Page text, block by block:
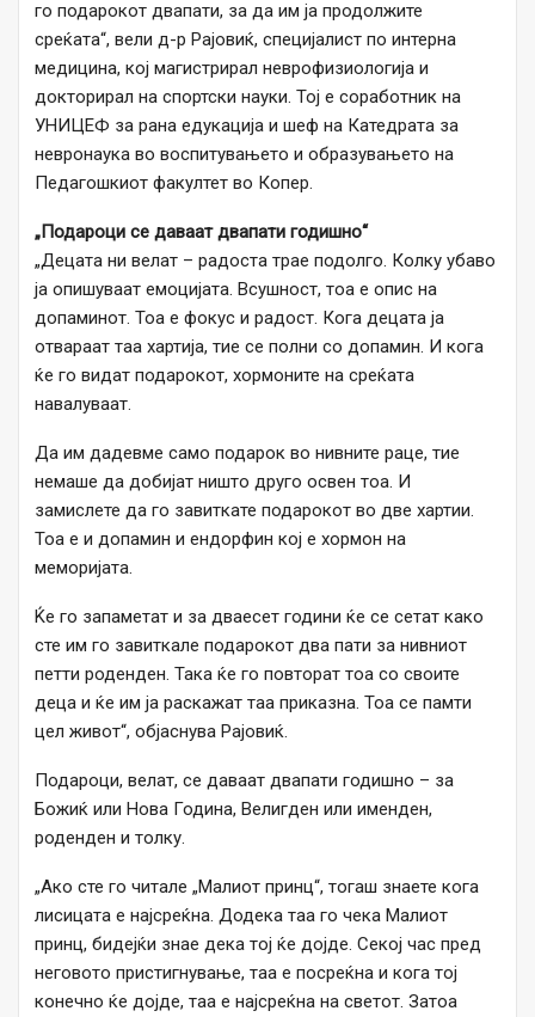
го подарокот двапати, за да им ја продолжите
среќата“, вели д-р Рајовиќ, специјалист по интерна
медицина, кој магистрирал неврофизиологија и
докторирал на спортски науки. Тој е соработник на
УНИЦЕФ за рана едукација и шеф на Катедрата за
невронаука во воспитувањето и образувањето на
Педагошкиот факултет во Копер.
„Подароци се даваат двапати годишно“
„Децата ни велат – радоста трае подолго. Колку убаво
ја опишуваат емоцијата. Всушност, тоа е опис на
допаминот. Тоа е фокус и радост. Кога децата ја
отвараат таа хартија, тие се полни со допамин. И кога
ќе го видат подарокот, хормоните на среќата
навалуваат.
Да им дадевме само подарок во нивните раце, тие
немаше да добијат ништо друго освен тоа. И
замислете да го завиткате подарокот во две хартии.
Тоа е и допамин и ендорфин кој е хормон на
меморијата.
Ќе го запаметат и за дваесет години ќе се сетат како
сте им го завиткале подарокот два пати за нивниот
петти роденден. Така ќе го повторат тоа со своите
деца и ќе им ја раскажат таа приказна. Тоа се памти
цел живот“, објаснува Рајовиќ.
Подароци, велат, се даваат двапати годишно – за
Божиќ или Нова Година, Велигден или именден,
роденден и толку.
„Ако сте го читале „Малиот принц“, тогаш знаете кога
лисицата е најсреќна. Додека таа го чека Малиот
принц, бидејќи знае дека тој ќе дојде. Секој час пред
неговото пристигнување, таа е посреќна и кога тој
конечно ќе дојде, таа е најсреќна на светот. Затоа